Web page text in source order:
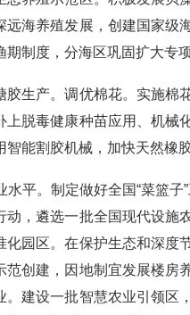
远海养殖发展，创建国家级
制度，分海区巩固扩大专
产。调优棉花。实施棉花
上脱毒健康种苗应用、机械
能割胶机械，加快天然橡
。制定做好全国“菜篮子”
动，遴选一批全国现代设施
化园区。在保护生态和深度
范创建，因地制宜发展楼
。建设一批智慧农业引领区